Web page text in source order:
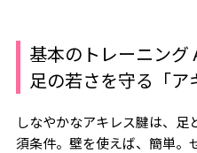
基本のトレーニング
足の若さを守る「ア
しなやかなアキレス腱は、
須条件。壁を使えば、簡単。